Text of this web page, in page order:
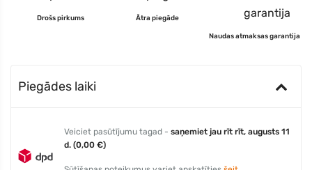
Drošs pirkums Ātra piegāde
Naudas atmaksas garantija
Piegādes laiki
Veiciet pasūtījumu tagad - saņemiet jau rīt rīt, augusts 11
d. (0,00 €)